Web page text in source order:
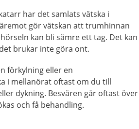
har det samlats vätska i
gör vätskan att trumhinnan
kan bli sämre ett tag. Det kan
brukar inte göra ont.
förkylning eller en
i mellanörat oftast om du till
dykning. Besvären går oftast över
och få behandling.